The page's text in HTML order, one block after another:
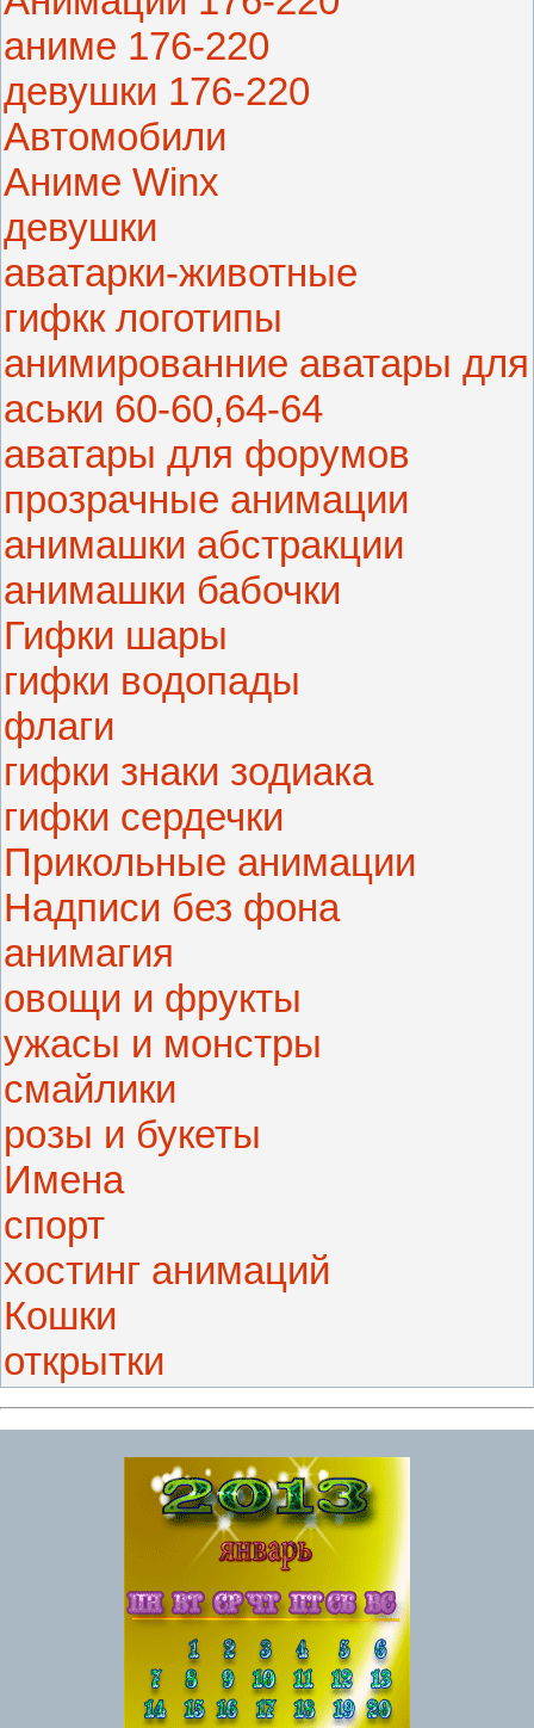
аниме 176-220
девушки 176-220
Автомобили
Аниме Winx
девушки
аватарки-животные
гифкк логотипы
анимированние аватары для
аськи 60-60,64-64
аватары для форумов
прозрачные анимации
анимашки абстракции
анимашки бабочки
Гифки шары
гифки водопады
флаги
гифки знаки зодиака
гифки сердечки
Прикольные анимации
Надписи без фона
анимагия
овощи и фрукты
ужасы и монстры
смайлики
розы и букеты
Имена
спорт
хостинг анимаций
Кошки
открытки